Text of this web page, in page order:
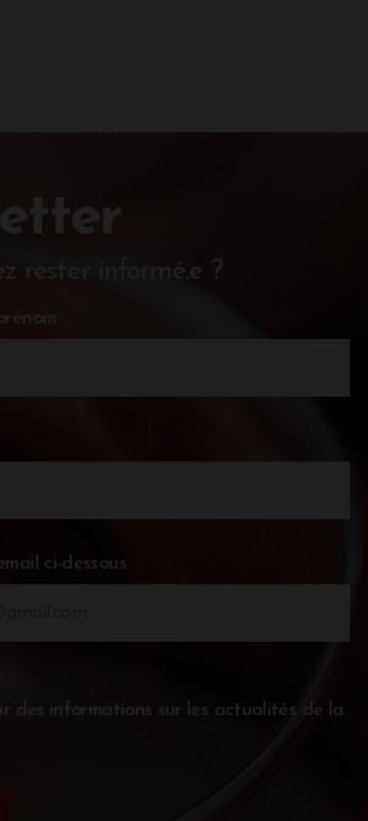
rester informé.e ?
ci-dessous
des informations sur les actualités de la